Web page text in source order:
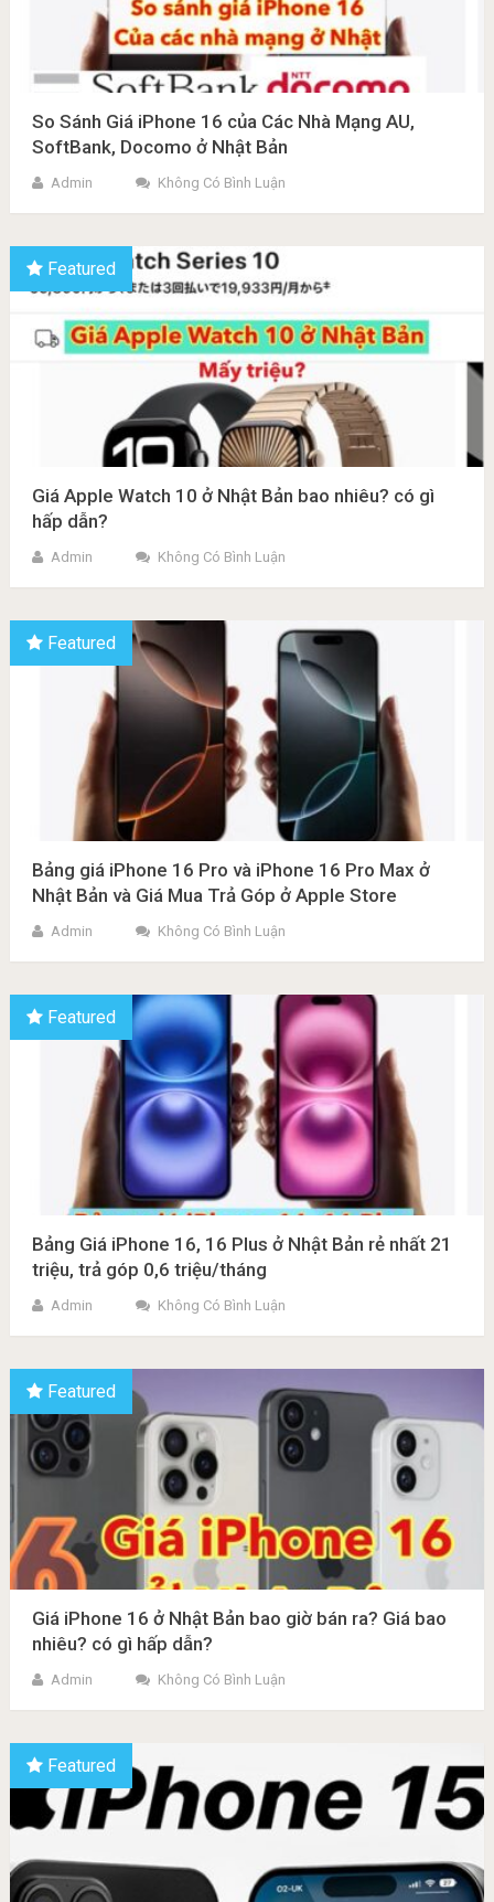
So Sánh Giá iPhone 16 của Các Nhà Mạng AU,
SoftBank, Docomo ở Nhật Bản
Admin Không Có Bình Luận
Featured
Giá Apple Watch 10 ở Nhật Bản bao nhiêu? có gì
hấp dẫn?
Admin Không Có Bình Luận
Featured
Bảng giá iPhone 16 Pro và iPhone 16 Pro Max ở
Nhật Bản và Giá Mua Trả Góp ở Apple Store
Admin Không Có Bình Luận
Featured
Bảng Giá iPhone 16, 16 Plus ở Nhật Bản rẻ nhất 21
triệu, trả góp 0,6 triệu/tháng
Admin Không Có Bình Luận
Featured
Giá iPhone 16 ở Nhật Bản bao giờ bán ra? Giá bao
nhiêu? có gì hấp dẫn?
Admin Không Có Bình Luận
Featured